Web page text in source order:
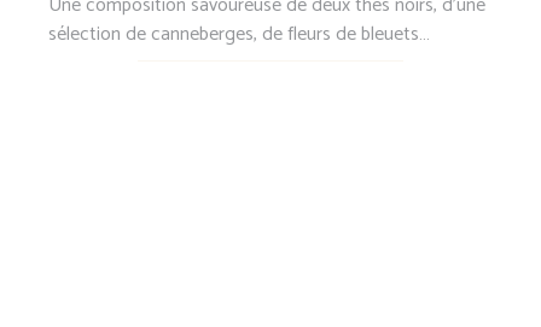
sélection de canneberges, de fleurs de bleuets…